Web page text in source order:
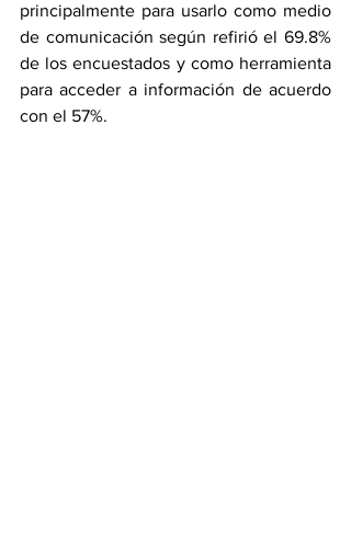
principalmente para usarlo como medio
de comunicación según refirió el 69.8%
de los encuestados y como herramienta
para acceder a información de acuerdo
con el 57%.